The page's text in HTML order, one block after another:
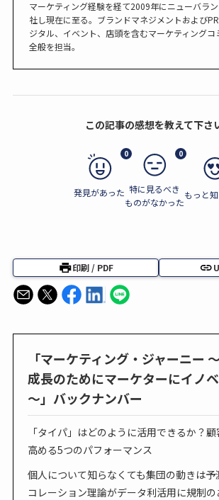
マーケティング経験を経て2009年にニューバラ
社し現在に至る。ブランドマネジメントおよび
ジタル、イベント、店頭を含むマーケティングコ
全般を担当。
この記事の感想を教えて下さ
0
発見があった
0
特に見るべき
ものがなかった
もっと
印刷 / PDF
「マーケティング・ジャーニー
成長のためにマーケターにイノ
～」バックナンバー
「タイパ」はどのように活用できるか？
高める5つのパフォーマンス
個人について知らなくても集団の動きは
コレーション理論がデータ利活用に規制